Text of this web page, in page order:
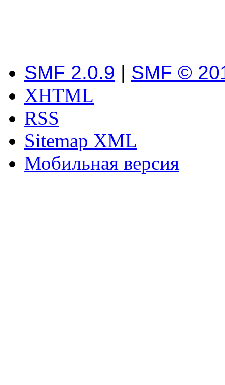
SMF 2.0.9 | SMF ©
XHTML
RSS
Sitemap XML
Мобильная версия